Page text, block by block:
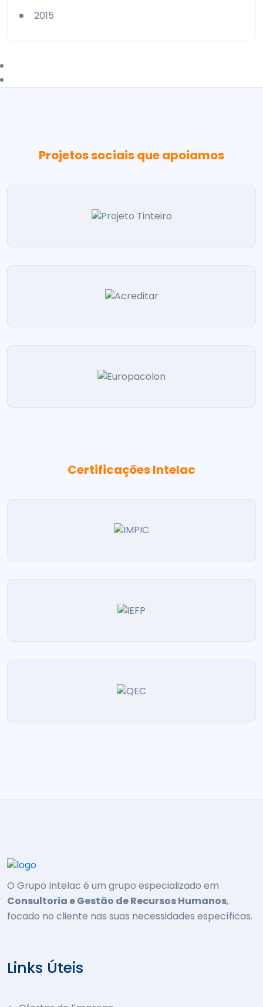
2015
Projetos sociais que apoiamos
Certificações Intelac
O Grupo Intelac é um grupo especializado em
Consultoria e Gestão de Recursos Humanos,
focado no cliente nas suas necessidades específicas.
Links Úteis